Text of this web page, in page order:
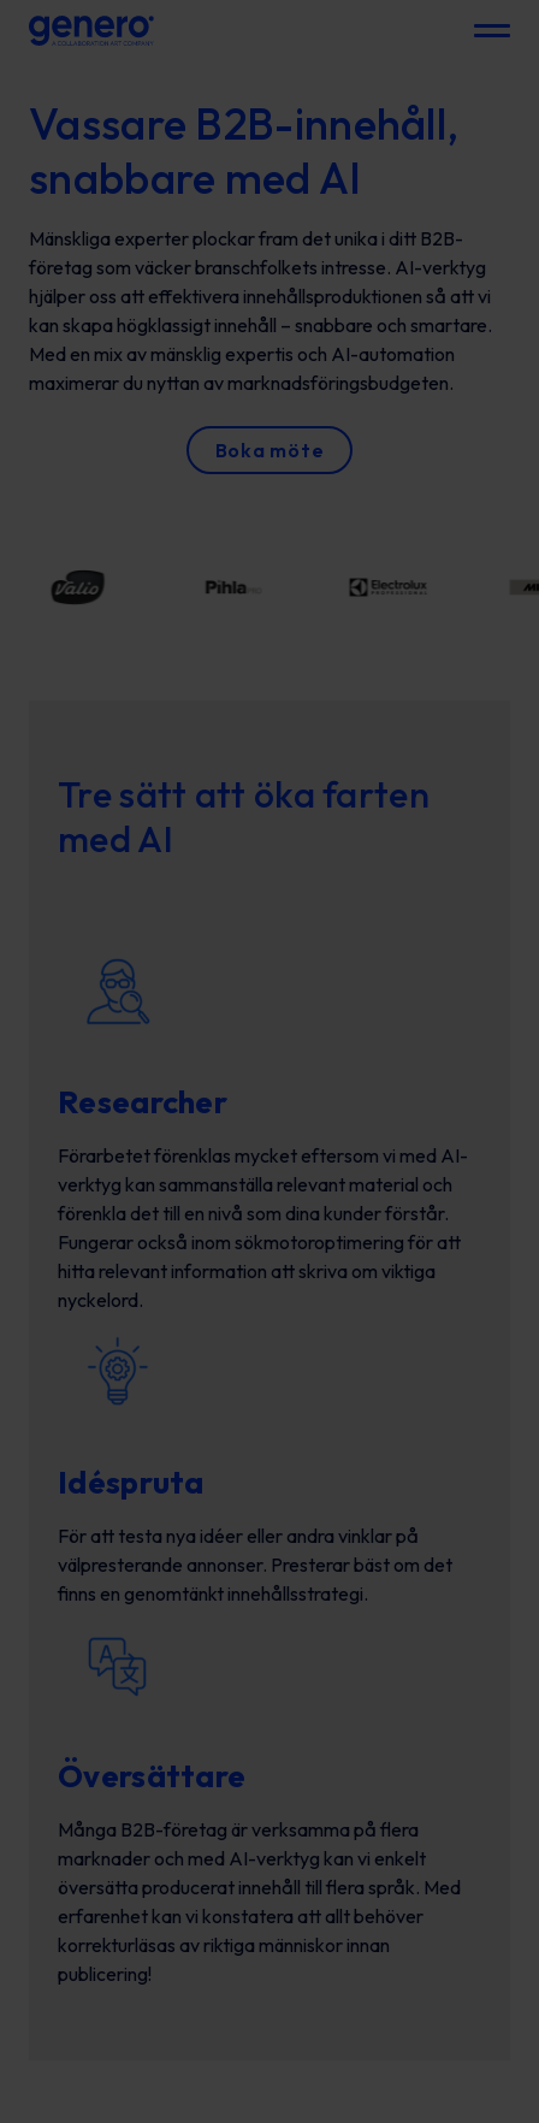
Menu
Vassare B2B-innehåll,
snabbare med AI
Mänskliga experter plockar fram det unika i ditt B2B-
företag som väcker branschfolkets intresse. AI-verktyg
hjälper oss att effektivera innehållsproduktionen så att vi
kan skapa högklassigt innehåll – snabbare och smartare.
Med en mix av mänsklig expertis och AI-automation
maximerar du nyttan av marknadsföringsbudgeten.
Boka möte
Tre sätt att öka farten
med AI
Researcher
Förarbetet förenklas mycket eftersom vi med AI-
verktyg kan sammanställa relevant material och
förenkla det till en nivå som dina kunder förstår.
Fungerar också inom sökmotoroptimering för att
hitta relevant information att skriva om viktiga
nyckelord.
Idéspruta
För att testa nya idéer eller andra vinklar på
välpresterande annonser. Presterar bäst om det
finns en genomtänkt innehållsstrategi.
Översättare
Många B2B-företag är verksamma på flera
marknader och med AI-verktyg kan vi enkelt
översätta producerat innehåll till flera språk. Med
erfarenhet kan vi konstatera att allt behöver
korrekturläsas av riktiga människor innan
publicering!